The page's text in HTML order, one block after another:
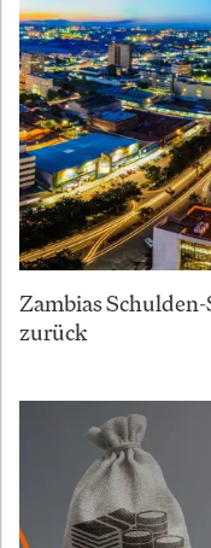
Zambias
zurück